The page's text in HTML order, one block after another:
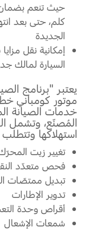
العربية
السعودية‬
العربية
المتحدة
اليمن
فورد بروتكت
دعم المزامنة
أجزاء
قطع غيار فورد
موتوركرافت
قطع مقلدة
اتصل بنا
كلم، حتى بعد
الجديدة
إمكانية نقل
السيارة لمالك
يعتبر "برنامج
موتور كومباني
خدمات الصيانة
المُصنّع، وتشمل
استهلاكها
تغيير زيت المحرّك
فحص متعدّد
تبديل ممتصّات
تدوير الإطارات
أقراص وحدة
شمعات الإشعال